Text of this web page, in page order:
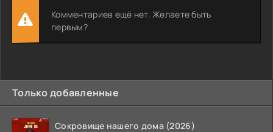
Комментариев ещё нет. Желаете быть
первым?
Только добавленные
Сокровище нашего дома (2026)